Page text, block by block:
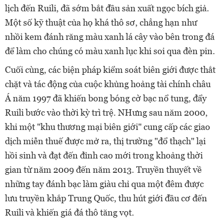
lịch đến Ruili, đã sớm bắt đầu sản xuất ngọc bích giả.
Một số kỹ thuật của họ khá thô sơ, chẳng hạn như
nhồi kem đánh răng màu xanh lá cây vào bên trong đá
để làm cho chúng có màu xanh lục khi soi qua đèn pin.
Cuối cùng, các biện pháp kiểm soát biên giới được thắt
chặt và tác động của cuộc khủng hoảng tài chính châu
Á năm 1997 đã khiến bong bóng cờ bạc nổ tung, đẩy
Ruili bước vào thời kỳ trì trệ. NHưng sau năm 2000,
khi một "khu thương mại biên giới" cung cấp các giao
dịch miễn thuế được mở ra, thị trường "đổ thạch" lại
hồi sinh và đạt đến đỉnh cao mới trong khoảng thời
gian từ năm 2009 đến năm 2013. Truyền thuyết về
những tay đánh bạc làm giàu chỉ qua một đêm được
lưu truyền khắp Trung Quốc, thu hút giới đầu cơ đến
Ruili và khiến giá đá thô tăng vọt.